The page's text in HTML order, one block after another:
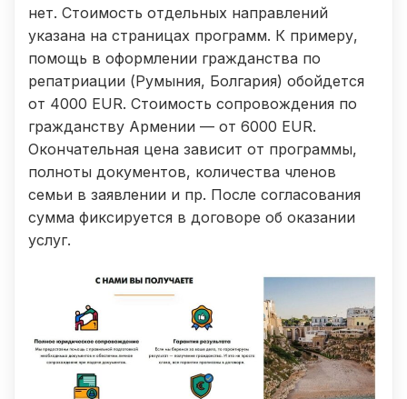
нет. Стоимость отдельных направлений
указана на страницах программ. К примеру,
помощь в оформлении гражданства по
репатриации (Румыния, Болгария) обойдется
от 4000 EUR. Стоимость сопровождения по
гражданству Армении — от 6000 EUR.
Окончательная цена зависит от программы,
полноты документов, количества членов
семьи в заявлении и пр. После согласования
сумма фиксируется в договоре об оказании
услуг.